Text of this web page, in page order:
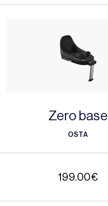
Zero base
OSTA
199.00€